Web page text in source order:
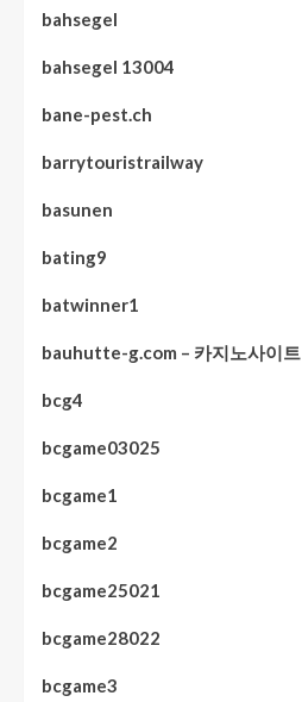
bahsegel
bahsegel 13004
bane-pest.ch
barrytouristrailway
basunen
bating9
batwinner1
bauhutte-g.com – 카지노사이트
bcg4
bcgame03025
bcgame1
bcgame2
bcgame25021
bcgame28022
bcgame3